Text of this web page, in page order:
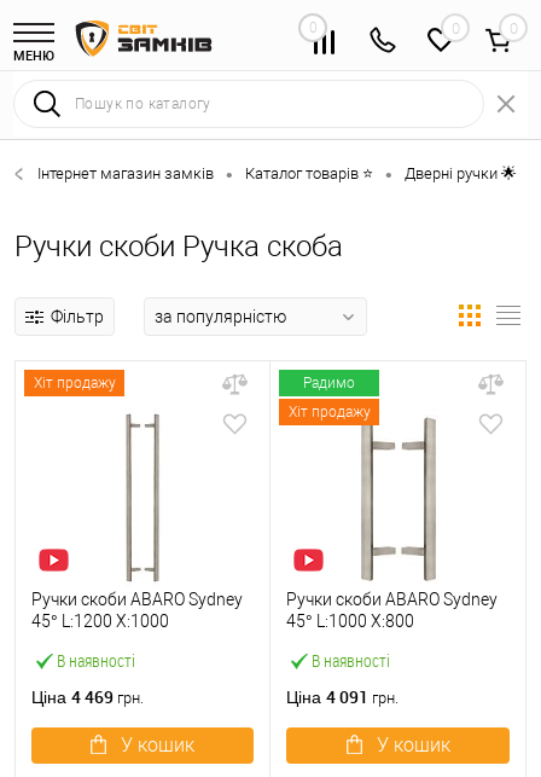
МЕНЮ
0 0
Інтернет магазин замків • Каталог товарів ⭐ • Дверні ручки 🌟
Ручки скоби Ручка скоба
Фільтр
Хіт продажу
В наявності
Ручки скоби ABARO Sydney
45° L:1200 X:1000
сталь (комплект)
Ціна 4 469 грн.
У кошик
Радимо
Хіт продажу
В наявності
Ручки скоби ABARO Sydney
45° L:1000 X:800
сталь (комплект)
Ціна 4 091 грн.
У кошик